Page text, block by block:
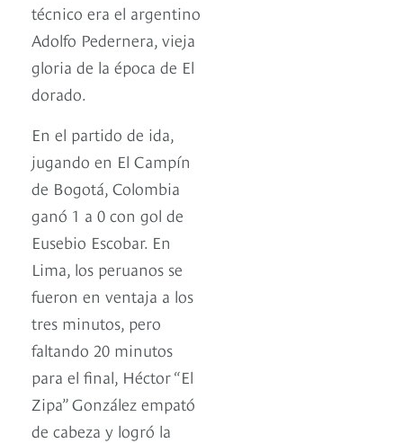
técnico era el argentino
Adolfo Pedernera, vieja
gloria de la época de El
dorado.
En el partido de ida,
jugando en El Campín
de Bogotá, Colombia
ganó 1 a 0 con gol de
Eusebio Escobar. En
Lima, los peruanos se
fueron en ventaja a los
tres minutos, pero
faltando 20 minutos
para el final, Héctor “El
Zipa” González empató
de cabeza y logró la